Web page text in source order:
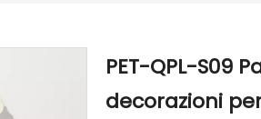
PET-QPL-S09
decorazioni